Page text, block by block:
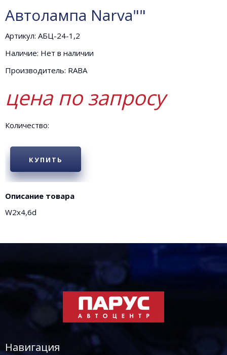
Автолампа Narva""
Артикул: АБЦ-24-1,2
Наличие: Нет в наличии
Производитель: RABA
цена по запросу
Количество:
КУПИТЬ
Описание товара
W2х4,6d
Навигация